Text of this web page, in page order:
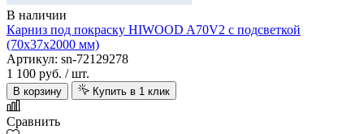
В наличии
Карниз под покраску HIWOOD A70V2 с подсветкой
(70х37х2000 мм)
Артикул: sn-72129278
1 100 руб. / шт.
В корзину Купить в 1 клик
Сравнить